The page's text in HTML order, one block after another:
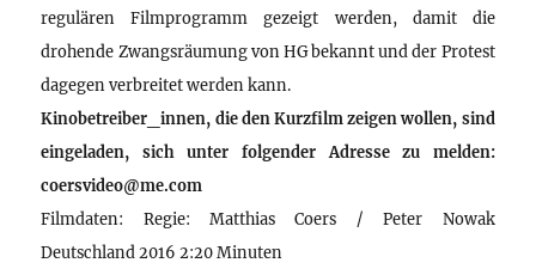
regulären Filmprogramm gezeigt werden, damit die
drohende Zwangsräumung von HG bekannt und der Protest
dagegen verbreitet werden kann.
Kinobetreiber_innen, die den Kurzfilm zeigen wollen, sind
eingeladen, sich unter folgender Adresse zu melden:
coersvideo@me.com
Filmdaten: Regie: Matthias Coers / Peter Nowak
Deutschland 2016 2:20 Minuten